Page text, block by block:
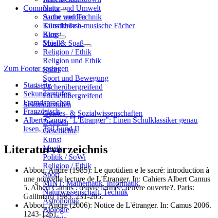
Natur und Umwelt
Sache und Technik
Künstlerisch-musische Fächer
Kunst
Musik
Religion / Ethik
Religion und Ethik
Sport
Sport und Bewegung
Fächerübergreifend
Fächerübergreifend
Sekundarstufen
Geistes- & Sozialwissenschaften
Deutsch
Geschichte
Kunst
Musik
Politik / SoWi
Religion / Ethik
Sport
MINT: Mathematik, Informatik,
Naturwissenschaft, Technik
Astronomie
Biologie
Community
Autor werden
Tauschbörse
Blog
Spiel & Spaß
Zum Footer springen
Startseite
Sekundarstufen
Fremdsprachen
Französisch
Albert Camus' "L'Etranger": Einen Schulklassiker genau
lesen, Teil I und II
Literaturverzeichnis
Abbou, André (1985): Le quotidien e le sacré: introduction à
une nouvelle lecture de L'Étranger. In: Cahiers Albert Camus
5. Albert Camus : œuvre fermée, œuvre ouverte?. Paris:
Gallimard 1985. 231-265.
Abbou, André (2006): Notice de L'étranger. In: Camus 2006.
1243-1261.